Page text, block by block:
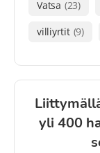
Vatsa (23)
villiyrtit (9)
yli 400